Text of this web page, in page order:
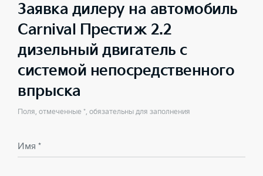
Заявка дилеру на автомобиль
Carnival Престиж 2.2
дизельный двигатель с
системой непосредственного
впрыска
Поля, отмеченные *, обязательны для заполнения
Имя *